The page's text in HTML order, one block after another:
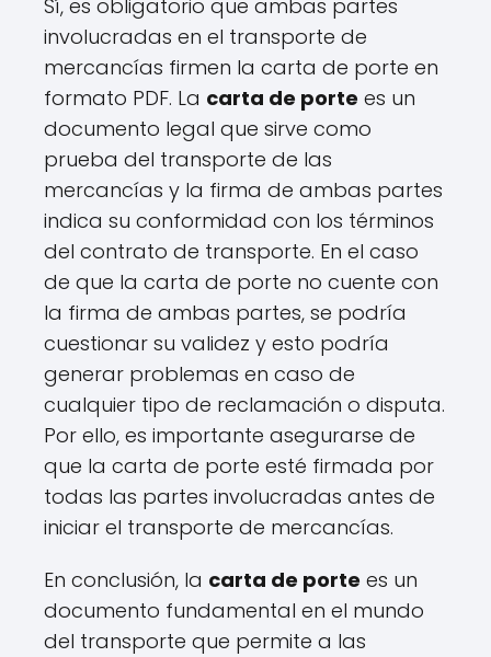
Sí, es obligatorio que ambas partes
involucradas en el transporte de
mercancías firmen la carta de porte en
formato PDF. La carta de porte es un
documento legal que sirve como
prueba del transporte de las
mercancías y la firma de ambas partes
indica su conformidad con los términos
del contrato de transporte. En el caso
de que la carta de porte no cuente con
la firma de ambas partes, se podría
cuestionar su validez y esto podría
generar problemas en caso de
cualquier tipo de reclamación o disputa.
Por ello, es importante asegurarse de
que la carta de porte esté firmada por
todas las partes involucradas antes de
iniciar el transporte de mercancías.
En conclusión, la carta de porte es un
documento fundamental en el mundo
del transporte que permite a las